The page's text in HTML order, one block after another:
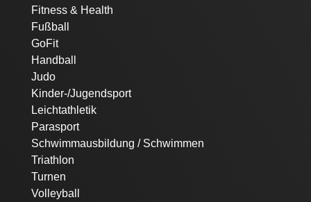
Fitness & Health
Fußball
GoFit
Handball
Judo
Kinder-/Jugendsport
Leichtathletik
Parasport
Schwimmausbildung / Schwimmen
Triathlon
Turnen
Volleyball